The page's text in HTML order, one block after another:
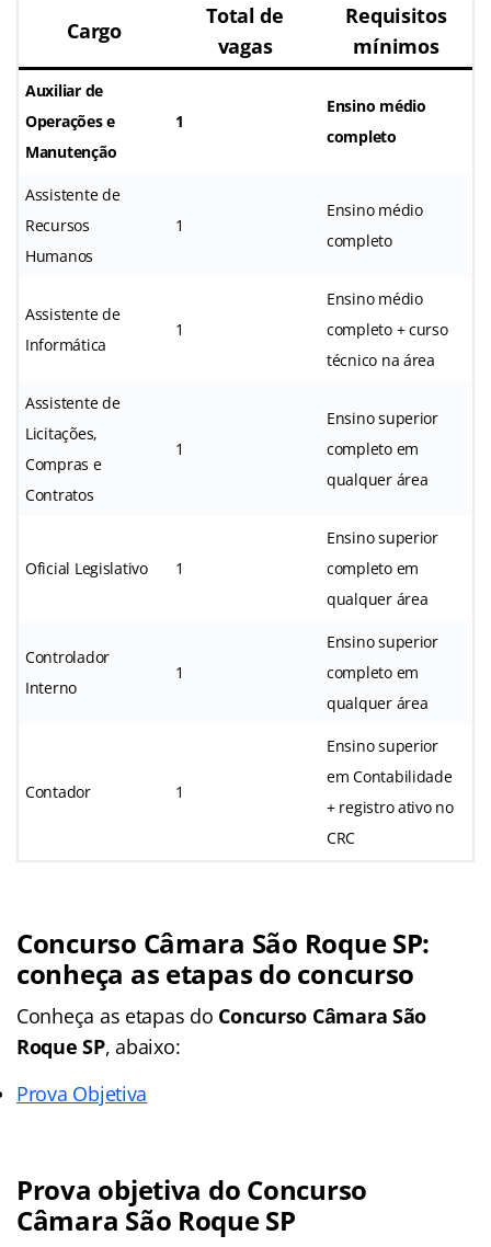
Cargo
Total de
vagas
Requisitos
mínimos
Auxiliar de
Operações e
Manutenção
1
Ensino médio
completo
Assistente de
Recursos
Humanos
1
Ensino médio
completo
Assistente de
Informática
1
Ensino médio
completo + curso
técnico na área
Assistente de
Licitações,
Compras e
Contratos
1
Ensino superior
completo em
qualquer área
Oficial Legislativo 1
Ensino superior
completo em
qualquer área
Controlador
Interno
1
Ensino superior
completo em
qualquer área
Contador 1
Ensino superior
em Contabilidade
+ registro ativo no
CRC
Concurso Câmara São Roque SP:
conheça as etapas do concurso
Conheça as etapas do Concurso Câmara São
Roque SP, abaixo:
Prova Objetiva
Prova objetiva do Concurso
Câmara São Roque SP